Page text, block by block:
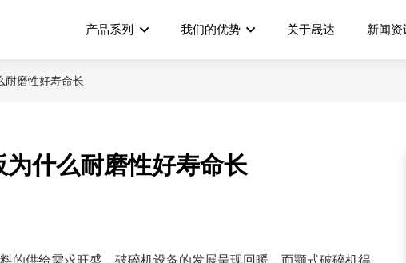
产品系列 我们的优势 关于晟达 新闻资
耐磨性好寿命长
什么耐磨性好寿命长
的供给需求旺盛，破碎机设备的发展呈现回暖。 而颚式破碎机得